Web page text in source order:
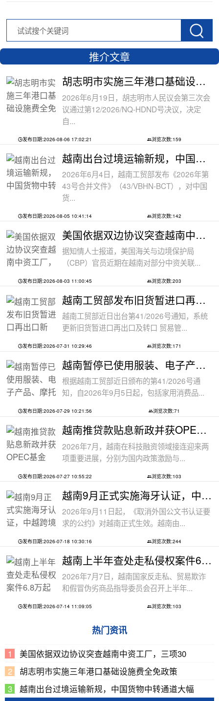
推介文章
胡志明市实施三年港口基础设施费全免政
2026年6月19日，胡志明市人民议会第三次会
议通过第12/2026/NQ-HDND号决议，决定
自...
发布日期:2026-08-06 17:02:21 浏览次数:159
越南出台过境运输新规，中国货物中转通
2026年6月4日，越南工贸部发布《2026年第
43号合并文件》（43/VBHN-BCT），对中国
货...
发布日期:2026-08-05 10:41:14 浏览次数:142
美国依据双边协议突查越南中资工厂，三
据知情人士报道，美国海关与边境保护局
（CBP）官员近期在越南对部分中资关联...
发布日期:2026-08-03 11:00:45 浏览次数:203
越南工贸部发布旧货暂进口再出口新规：
越南工贸部近日出台第41/2026号通知，系统
更新旧货暂进口再出口及转口 贸易管...
发布日期:2026-07-31 10:29:46 浏览次数:171
越南暂停已使用服装、电子产品、摩托车
根据越南工贸部近日颁布的第41/2026号通
知，自2026年9月5日起，包括家用消费品...
发布日期:2026-07-29 10:21:56 浏览次数:71
越南推贷款贴息新政并获OPEC基金5000万美
2026年7月，越南在科技融资领域接连迎来两
项重要进展，分别为国内政策激励与...
发布日期:2026-07-27 10:55:22 浏览次数:103
越南9月正式实施海牙认证，中越跨境文件
2026年9月11日起，《取消外国公文书认证要
求的公约》对越南正式生效。越南由...
发布日期:2026-07-18 10:30:16 浏览次数:244
越南上半年查处走私侵权案件6.8万起
2026年7月7日，越南国家反走私、贸易欺诈
和假冒伪劣商品指导委员会召开上半年...
发布日期:2026-07-14 11:09:05 浏览次数:103
热门资讯
美国依据双边协议突查越南中资工厂，三项30
胡志明市实施三年港口基础设施费全免政策
越南出台过境运输新规，中国货物中转通道大幅